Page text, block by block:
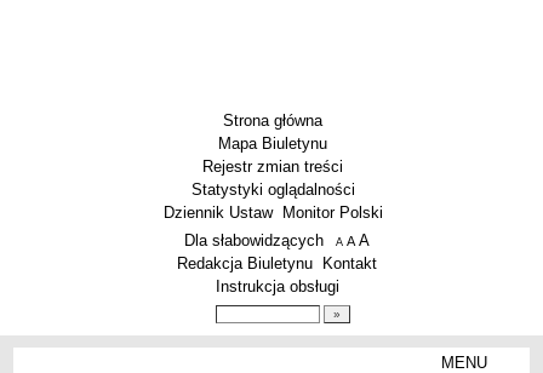
Strona główna
Mapa Biuletynu
Rejestr zmian treści
Statystyki oglądalności
Dziennik Ustaw
Monitor Polski
Menu dodatkowe
Dla słabowidzących A pomniejsz czcionkę
A standardowy rozmiar czcionki
A
Redakcja Biuletynu
Kontakt
Instrukcja obsługi
MENU